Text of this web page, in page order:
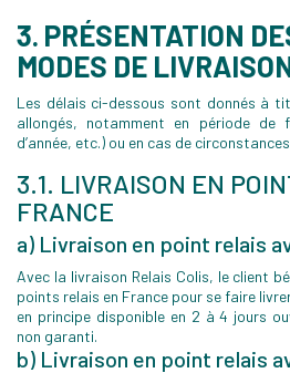
3. PRÉSENTATION
MODES DE
Les délais ci-dessous sont donnés à
allongés, notamment en période
d’année, etc.) ou en cas de
3.1. LIVRAISON EN
FRANCE
a) Livraison en point relais
Avec la livraison Relais Colis, le client
points relais en France pour se faire
en principe disponible en 2 à 4 jours
non garanti.
b) Livraison en point relais